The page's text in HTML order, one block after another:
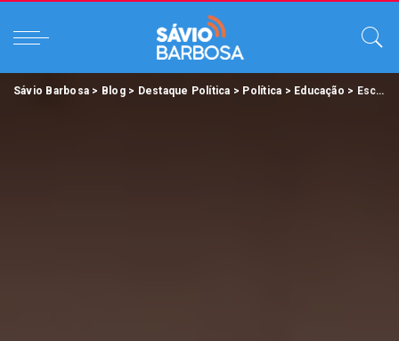
Sávio Barbosa > Blog> Destaque Política > Política > Educação > Escola Placídia Cardoso completa 80 anos, é a 58ª unidade entregue reconstruída pelo Governo.